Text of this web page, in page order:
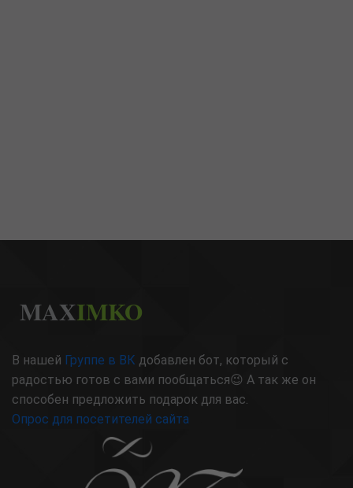
MAXIMKO
В нашей Группе в ВК добавлен бот, который с
радостью готов с вами пообщаться😉 А так же он
способен предложить подарок для вас.
Опрос для посетителей сайта